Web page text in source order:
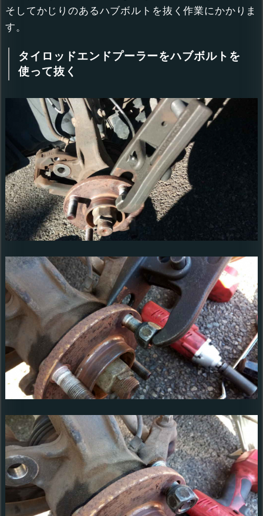
そしてかじりのあるハブボルトを抜く作業にかかりま
す。
タイロッドエンドプーラーをハブボルトを
使って抜く